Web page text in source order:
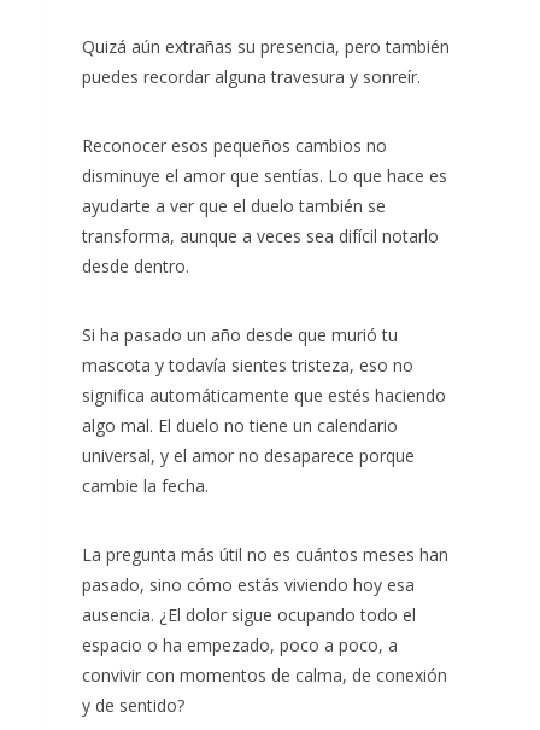
Quizá aún extrañas su presencia, pero también
puedes recordar alguna travesura y sonreír.
Reconocer esos pequeños cambios no
disminuye el amor que sentías. Lo que hace es
ayudarte a ver que el duelo también se
transforma, aunque a veces sea difícil notarlo
desde dentro.
Si ha pasado un año desde que murió tu
mascota y todavía sientes tristeza, eso no
significa automáticamente que estés haciendo
algo mal. El duelo no tiene un calendario
universal, y el amor no desaparece porque
cambie la fecha.
La pregunta más útil no es cuántos meses han
pasado, sino cómo estás viviendo hoy esa
ausencia. ¿El dolor sigue ocupando todo el
espacio o ha empezado, poco a poco, a
convivir con momentos de calma, de conexión
y de sentido?